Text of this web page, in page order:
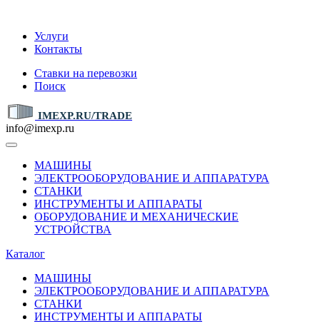
Услуги
Контакты
Ставки на перевозки
Поиск
IMEXP.RU/TRADE
info@imexp.ru
МАШИНЫ
ЭЛЕКТРООБОРУДОВАНИЕ И АППАРАТУРА
СТАНКИ
ИНСТРУМЕНТЫ И АППАРАТЫ
ОБОРУДОВАНИЕ И МЕХАНИЧЕСКИЕ
УСТРОЙСТВА
Каталог
МАШИНЫ
ЭЛЕКТРООБОРУДОВАНИЕ И АППАРАТУРА
СТАНКИ
ИНСТРУМЕНТЫ И АППАРАТЫ